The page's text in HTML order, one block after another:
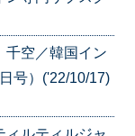
空／韓国イン
号）('22/10/17)